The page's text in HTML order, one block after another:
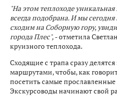
"На этом теплоходе
всегда подобрана. И мы
сходим на Соборную гору,
города Плес", - отметила
круизного теплохода.
Сходящие с трапа сразу
маршрутами, чтобы, как
посетить самые
Экскурсоводы начинают свой